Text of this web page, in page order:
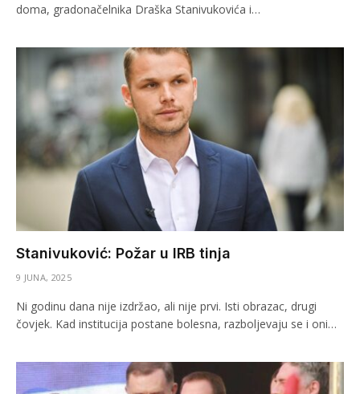
doma, gradonačelnika Draška Stanivukovića i…
Stanivuković: Požar u IRB tinja
9 JUNA, 2025
Ni godinu dana nije izdržao, ali nije prvi. Isti obrazac, drugi
čovjek. Kad institucija postane bolesna, razboljevaju se i oni…